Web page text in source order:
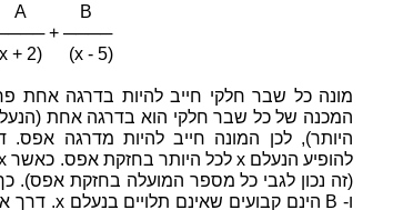
A B
+ ────
+ 2) (x - 5)
מונה כל שבר חלקי חייב להיות בדרגה אחת
היותר), לכן המונה חייב להיות מדרגה